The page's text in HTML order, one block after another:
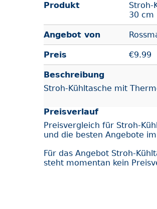
Produkt
Stroh-
30 cm
Angebot von
Preis €9.99
Beschreibung
Stroh-Kühltasche mit
Preisverlauf
Preisvergleich für Stroh-
und die besten Angebote
Für das Angebot Stroh-
steht momentan kein